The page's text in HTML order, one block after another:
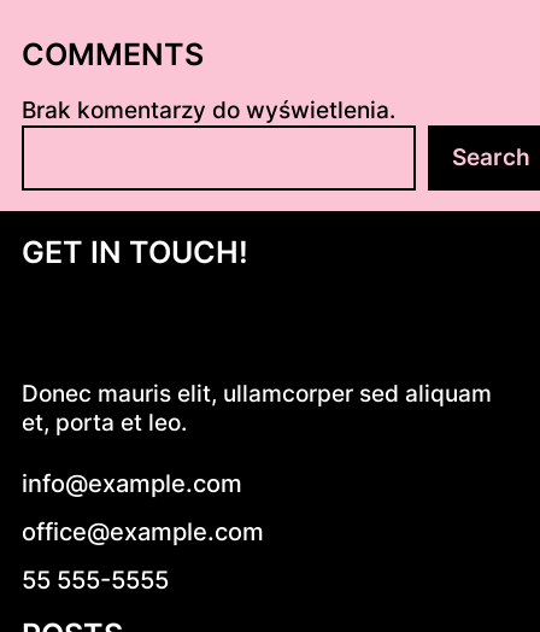
COMMENTS
Brak komentarzy do wyświetlenia.
u
a
Search
GET IN TOUCH!
Donec mauris elit, ullamcorper sed aliquam
et, porta et leo.
info@example.com
office@example.com
55 555-5555